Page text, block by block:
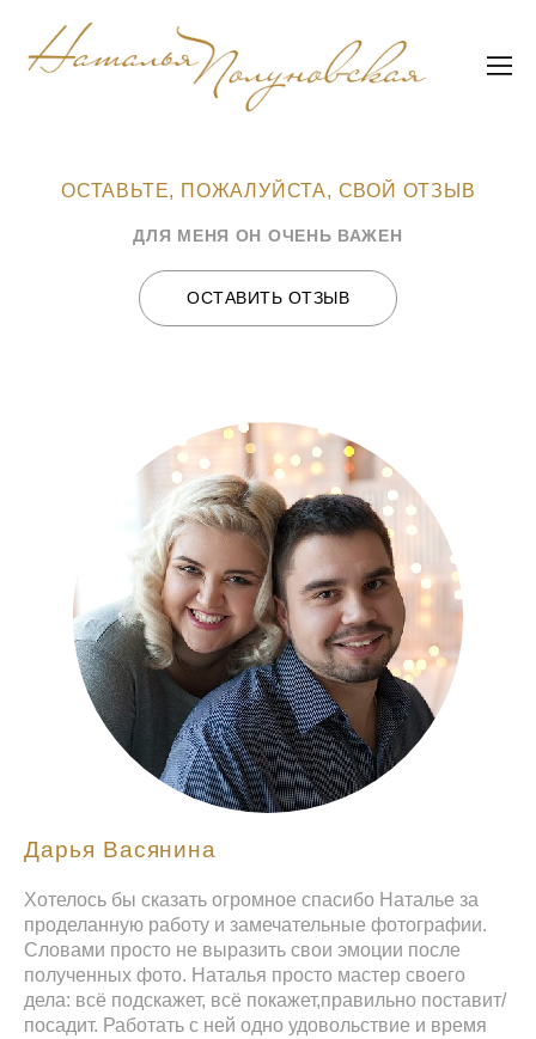
ОСТАВЬТЕ, ПОЖАЛУЙСТА, СВОЙ ОТЗЫВ
ДЛЯ МЕНЯ ОН ОЧЕНЬ ВАЖЕН
ОСТАВИТЬ ОТЗЫВ
Дарья Васянина
Хотелось бы сказать огромное спасибо Наталье за
проделанную работу и замечательные фотографии.
Словами просто не выразить свои эмоции после
полученных фото. Наталья просто мастер своего
дела: всё подскажет, всё покажет,правильно поставит/
посадит. Работать с ней одно удовольствие и время